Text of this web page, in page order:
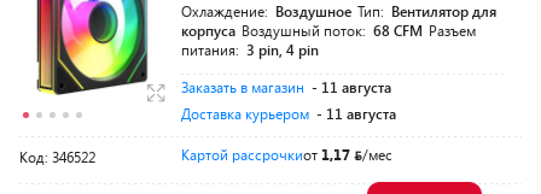
Охлаждение: Воздушное Тип: Вентилятор для
корпуса Воздушный поток: 68 CFM Разъем
питания: 3 pin, 4 pin
Заказать в магазин - 11 августа
Доставка курьером - 11 августа
Код: 346522 Картой рассрочкиот 1,17 /мес